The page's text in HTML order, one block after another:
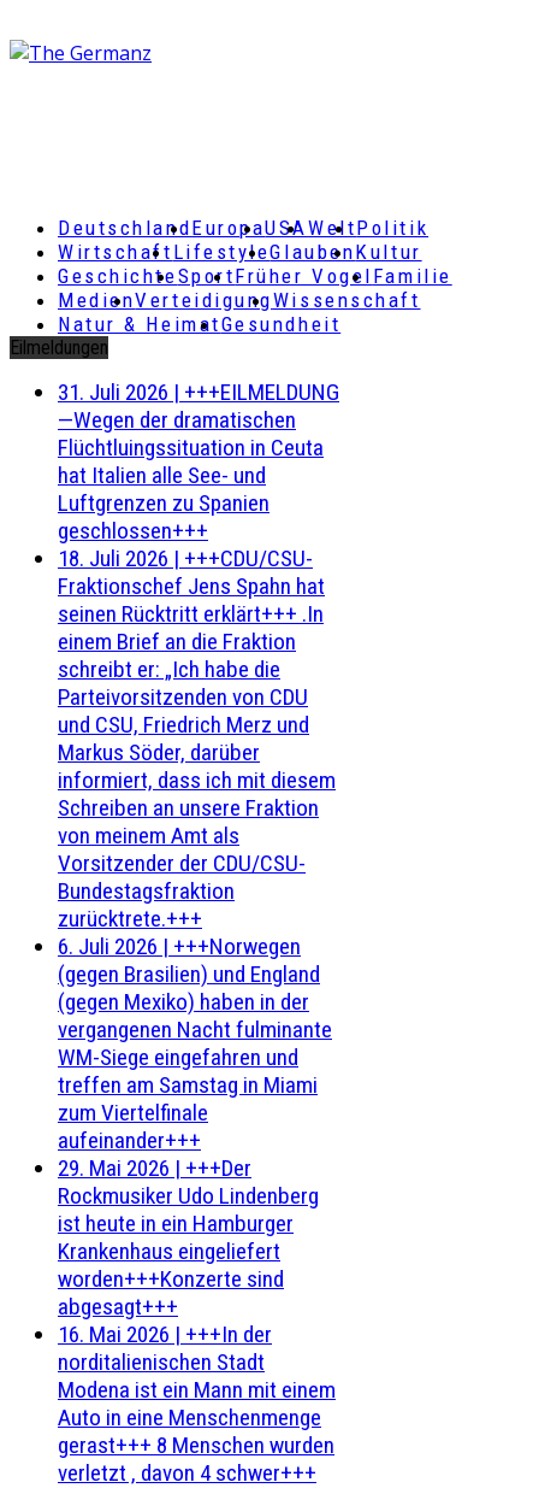
DeutschlandEuropaUSAWeltPolitik
Wirtschaft LifestyleGlaubenKultur
GeschichteSportFrüher Vogel Familie
MedienVerteidigungWissenschaft
Natur & HeimatGesundheit
Eilmeldungen
31. Juli 2026 | +++EILMELDUNG
—Wegen der dramatischen
Flüchtluingssituation in Ceuta
hat Italien alle See- und
Luftgrenzen zu Spanien
geschlossen+++
18. Juli 2026 | +++CDU/CSU-
Fraktionschef Jens Spahn hat
seinen Rücktritt erklärt+++ .In
einem Brief an die Fraktion
schreibt er: „Ich habe die
Parteivorsitzenden von CDU
und CSU, Friedrich Merz und
Markus Söder, darüber
informiert, dass ich mit diesem
Schreiben an unsere Fraktion
von meinem Amt als
Vorsitzender der CDU/CSU-
Bundestagsfraktion
zurücktrete.+++
6. Juli 2026 | +++Norwegen
(gegen Brasilien) und England
(gegen Mexiko) haben in der
vergangenen Nacht fulminante
WM-Siege eingefahren und
treffen am Samstag in Miami
zum Viertelfinale
aufeinander+++
29. Mai 2026 | +++Der
Rockmusiker Udo Lindenberg
ist heute in ein Hamburger
Krankenhaus eingeliefert
worden+++Konzerte sind
abgesagt+++
16. Mai 2026 | +++In der
norditalienischen Stadt
Modena ist ein Mann mit einem
Auto in eine Menschenmenge
gerast+++ 8 Menschen wurden
verletzt , davon 4 schwer+++